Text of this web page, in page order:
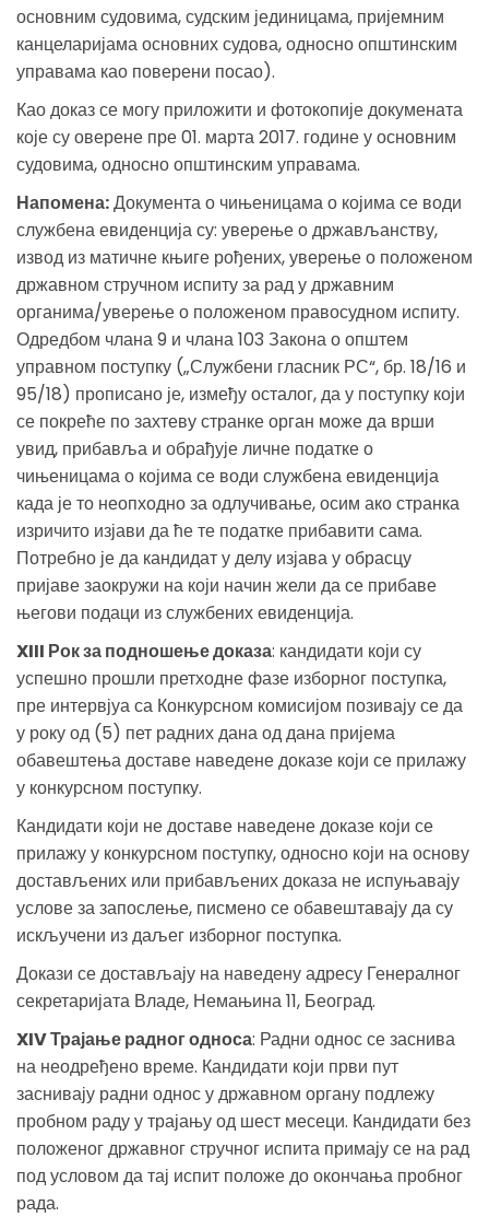
основним судовима, судским јединицама, пријемним
канцеларијама основних судова, односно општинским
управама као поверени посао).
Као доказ се могу приложити и фотокопије докумената
које су оверене пре 01. марта 2017. године у основним
судовима, односно општинским управама.
Напомена:Документа о чињеницама о којима се води
службена евиденција су: уверење о држављанству,
извод из матичне књиге рођених, уверење о положеном
државном стручном испиту за рад у државним
органима/уверење о положеном правосудном испиту.
Одредбом члана 9 и члана 103 Закона о општем
управном поступку („Службени гласник РС“, бр. 18/16 и
95/18) прописано је, између осталог, да у поступку који
се покреће по захтеву странке орган може да врши
увид, прибавља и обрађује личне податке о
чињеницама о којима се води службена евиденција
када је то неопходно за одлучивање, осим ако странка
изричито изјави да ће те податке прибавити сама.
Потребно је да кандидат у делу изјава у обрасцу
пријаве заокружи на који начин жели да се прибаве
његови подаци из службених евиденција.
XIII Рок за подношење доказа: кандидати који су
успешно прошли претходне фазе изборног поступка,
пре интервјуа са Конкурсном комисијом позивају се да
у року од (5) пет радних дана од дана пријема
обавештења доставе наведене доказе који се прилажу
у конкурсном поступку.
Кандидати који не доставе наведене доказе који се
прилажу у конкурсном поступку, односно који на основу
достављених или прибављених доказа не испуњавају
услове за запослење, писмено се обавештавају да су
искључени из даљег изборног поступка.
Докази се достављају на наведену адресу Генералног
секретаријата Владе, Немањина 11, Београд.
XIV Трајање радног односа: Радни однос се заснива
на неодређено време. Кандидати који први пут
заснивају радни однос у државном органу подлежу
пробном раду у трајању од шест месеци. Кандидати без
положеног државног стручног испита примају се на рад
под условом да тај испит положе до окончања пробног
рада.